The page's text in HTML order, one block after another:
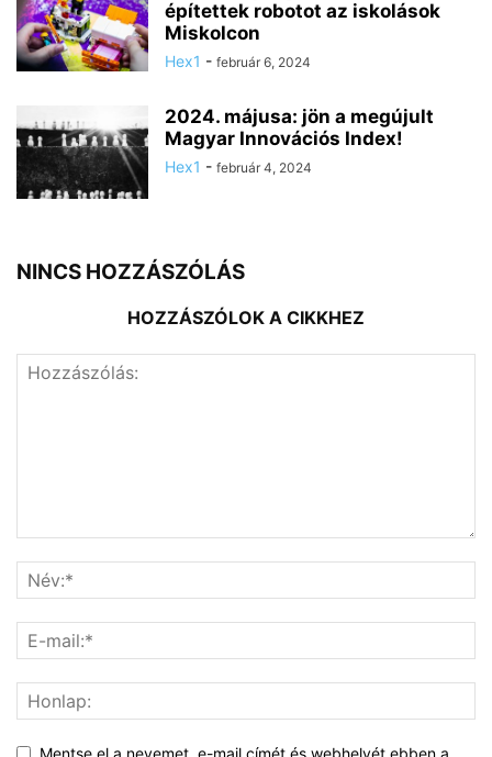
építettek robotot az iskolások
Miskolcon
Hex1 - február 6, 2024
2024. májusa: jön a megújult
Magyar Innovációs Index!
Hex1 - február 4, 2024
NINCS HOZZÁSZÓLÁS
HOZZÁSZÓLOK A CIKKHEZ
Mentse el a nevemet, e-mail címét és webhelyét ebben a